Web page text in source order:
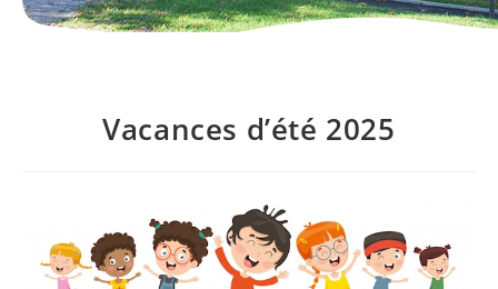
Vacances d’été 2025